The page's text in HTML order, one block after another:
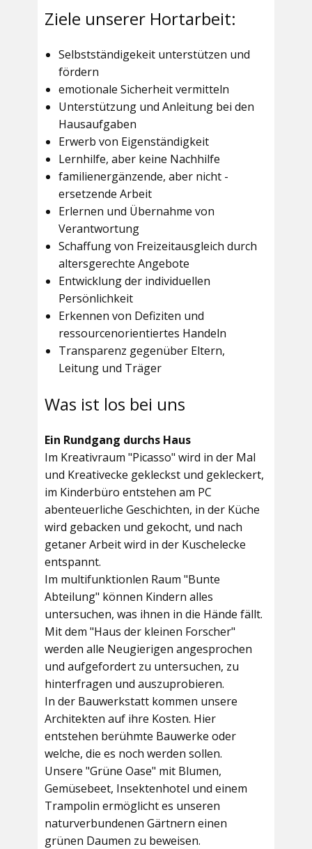
Ziele unserer Hortarbeit:
Selbstständigekeit unterstützen und
fördern
emotionale Sicherheit vermitteln
Unterstützung und Anleitung bei den
Hausaufgaben
Erwerb von Eigenständigkeit
Lernhilfe, aber keine Nachhilfe
familienergänzende, aber nicht -
ersetzende Arbeit
Erlernen und Übernahme von
Verantwortung
Schaffung von Freizeitausgleich durch
altersgerechte Angebote
Entwicklung der individuellen
Persönlichkeit
Erkennen von Defiziten und
ressourcenorientiertes Handeln
Transparenz gegenüber Eltern,
Leitung und Träger
Was ist los bei uns
Ein Rundgang durchs Haus
Im Kreativraum "Picasso" wird in der Mal
und Kreativecke gekleckst und gekleckert,
im Kinderbüro entstehen am PC
abenteuerliche Geschichten, in der Küche
wird gebacken und gekocht, und nach
getaner Arbeit wird in der Kuschelecke
entspannt.
Im multifunktionlen Raum "Bunte
Abteilung" können Kindern alles
untersuchen, was ihnen in die Hände fällt.
Mit dem "Haus der kleinen Forscher"
werden alle Neugierigen angesprochen
und aufgefordert zu untersuchen, zu
hinterfragen und auszuprobieren.
In der Bauwerkstatt kommen unsere
Architekten auf ihre Kosten. Hier
entstehen berühmte Bauwerke oder
welche, die es noch werden sollen.
Unsere "Grüne Oase" mit Blumen,
Gemüsebeet, Insektenhotel und einem
Trampolin ermöglicht es unseren
naturverbundenen Gärtnern einen
grünen Daumen zu beweisen.